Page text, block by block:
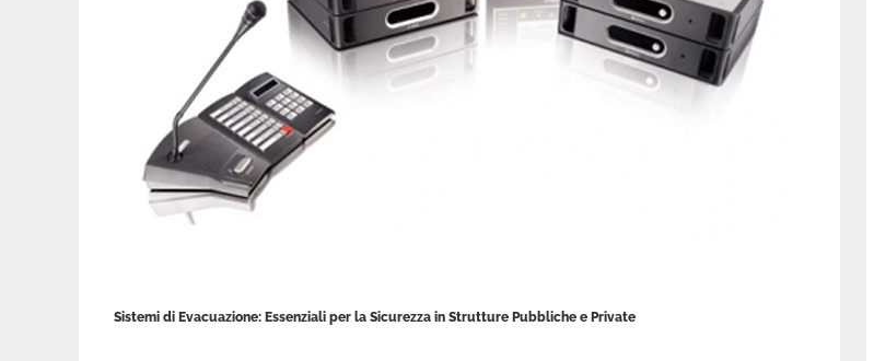
Sistemi di Evacuazione: Essenziali per la Sicurezza in Strutture Pubbliche e Private